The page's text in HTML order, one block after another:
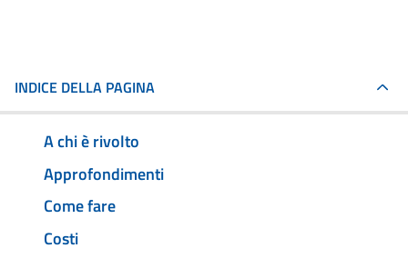
INDICE DELLA PAGINA
A chi è rivolto
Approfondimenti
Come fare
Costi